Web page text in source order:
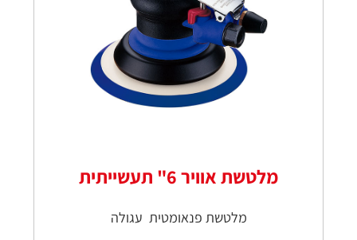
מלטשת אוויר 6" תעשייתית
מלטשת פנאומטית עגולה